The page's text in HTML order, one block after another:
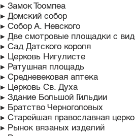
▸ Замок Тоомпеа
▸ Домский собор
▸ Собор А. Невского
▸ Две смотровые площадки с
▸ Сад Датского короля
▸ Церковь Нигулисте
▸ Ратушная площадь
▸ Средневековая аптека
▸ Церковь Св. Духа
▸ Здание Большой Гильдии
▸ Братство Черноголовых
▸ Старейшая православная
▸ Рынок вязаных изделий